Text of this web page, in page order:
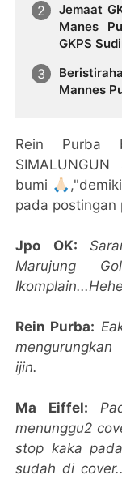
Jemaat
Manes
GKPS
Mannes
Rein Purba
bumi
pada postingan
Jpo OK:
Marujung
Rein Purba:
ijin.
Ma Eiffel:
menunggu2
stop kaka
sudah di